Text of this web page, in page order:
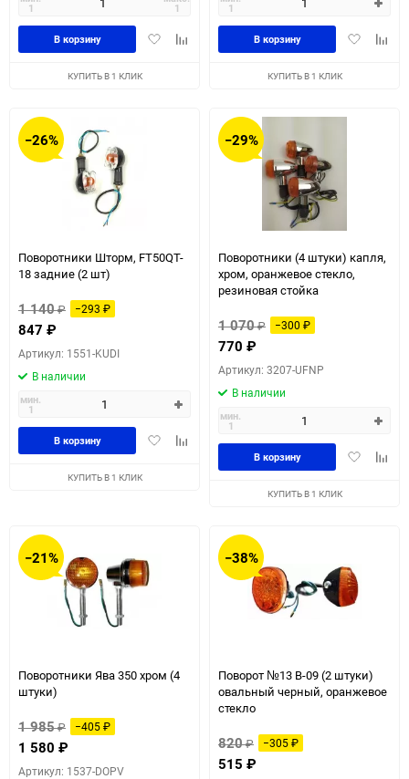
1 1
ДобавитьДобавить
В корзину
КУПИТЬ В 1 КЛИК
1
Добавить
В корзину
КУПИТЬ В 1 КЛИК
−26%
Поворотники Шторм, FT50QT-
18 задние (2 шт)
1 140₽ −293 ₽
847 ₽
Артикул: 1551-KUDI
В наличии
мин.
1
ДобавитьДобавить
сравнению
В корзину
КУПИТЬ В 1 КЛИК
−29%
Поворотники (4 штуки) капля,
хром, оранжевое стекло,
резиновая стойка
1 070₽ −300 ₽
770 ₽
Артикул: 3207-UFNP
В наличии
мин.
1
Добавить
В корзину
КУПИТЬ В 1 КЛИК
−21%
Поворотники Ява 350 хром (4
штуки)
1 985₽ −405₽
1 580 ₽
Артикул: 1537-DOPV
−38%
Поворот №13 В-09 (2 штуки)
овальный черный, оранжевое
стекло
820₽ −305₽
515 ₽